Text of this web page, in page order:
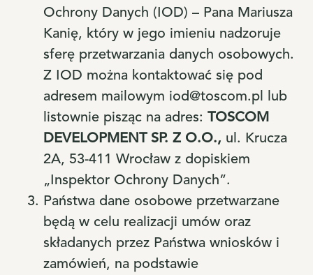
Ochrony Danych (IOD) – Pana Mariusza
Kanię, który w jego imieniu nadzoruje
sferę przetwarzania danych osobowych.
Z IOD można kontaktować się pod
adresem mailowym iod@toscom.pl lub
listownie pisząc na adres: TOSCOM
DEVELOPMENT SP. Z O.O., ul. Krucza
2A, 53-411 Wrocław z dopiskiem
„Inspektor Ochrony Danych”.
Państwa dane osobowe przetwarzane
będą w celu realizacji umów oraz
składanych przez Państwa wniosków i
zamówień, na podstawie